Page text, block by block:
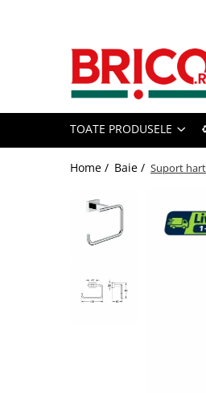
Toate Produsele
Baterii sanitare
Baterii cada si dus
Accesorii baterii
TOATE PRODUSELE
Home / Baie / Suport